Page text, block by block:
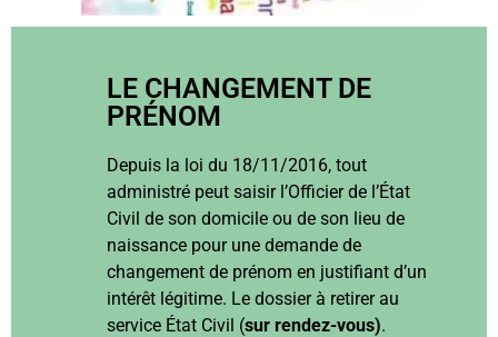
LE CHANGEMENT DE
PRÉNOM
Depuis la loi du 18/11/2016, tout
administré peut saisir l’Officier de l’État
Civil de son domicile ou de son lieu de
naissance pour une demande de
changement de prénom en justifiant d’un
intérêt légitime. Le dossier à retirer au
service État Civil (sur rendez-vous).